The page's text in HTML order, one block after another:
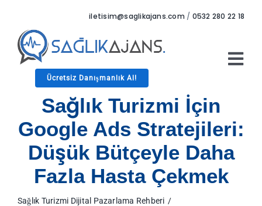
content
iletisim@saglikajans.com / 0532 280 22 18
Ücretsiz Danışmanlık Al!
Anasayfa
Hizmetler
Hakkımızda
Referanslar
Blog
Sağlık Turizmi İçin
Google Ads Stratejileri:
Düşük Bütçeyle Daha
Fazla Hasta Çekmek
Sağlık Turizmi Dijital Pazarlama Rehberi